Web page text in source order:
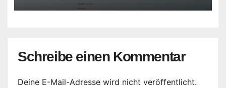
Schreibe einen Kommentar
Deine E-Mail-Adresse wird nicht veröffentlicht.